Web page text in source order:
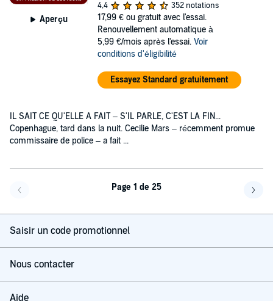
Aperçu
4,4
352 notations
17,99 € ou gratuit avec l'essai.
Renouvellement automatique à
5,99 €/mois après l'essai. Voir
conditions d'éligibilité
Essayez Standard gratuitement
IL SAIT CE QU'ELLE A FAIT – S'IL PARLE, C'EST LA FIN...
Copenhague, tard dans la nuit. Cecilie Mars – récemment promue
commissaire de police – a fait ...
Page 1 de 25
Saisir un code promotionnel
Nous contacter
Aide